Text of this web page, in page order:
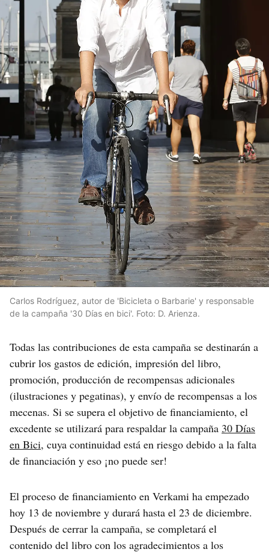
Carlos Rodríguez, autor de 'Bicicleta o Barbarie' y responsable
de la campaña '30 Días en bici'. Foto: D. Arienza.
Todas las contribuciones de esta campaña se destinarán a
cubrir los gastos de edición, impresión del libro,
promoción, producción de recompensas adicionales
(ilustraciones y pegatinas), y envío de recompensas a los
mecenas. Si se supera el objetivo de financiamiento, el
excedente se utilizará para respaldar la campaña 30 Días
en Bici, cuya continuidad está en riesgo debido a la falta
de financiación y eso ¡no puede ser!
El proceso de financiamiento en Verkami ha empezado
hoy 13 de noviembre y durará hasta el 23 de diciembre.
Después de cerrar la campaña, se completará el
contenido del libro con los agradecimientos a los